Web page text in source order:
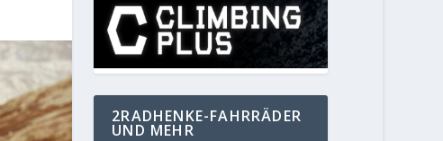
2RADHENKE-FAHRRÄDER
UND MEHR